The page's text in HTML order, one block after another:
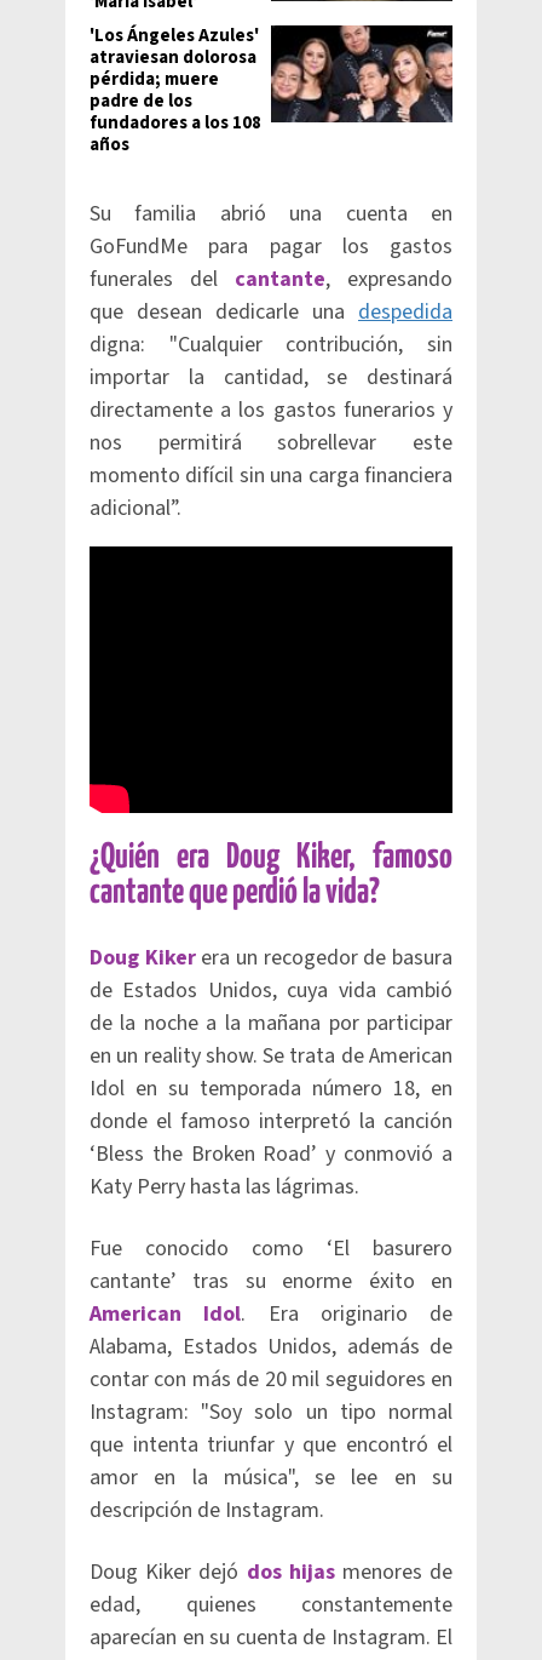
'Los Ángeles Azules'
atraviesan dolorosa
pérdida; muere
padre de los
fundadores a los 108
años
Su familia abrió una cuenta en
GoFundMe para pagar los gastos
funerales del cantante, expresando
que desean dedicarle una despedida
digna: "Cualquier contribución, sin
importar la cantidad, se destinará
directamente a los gastos funerarios y
nos permitirá sobrellevar este
momento difícil sin una carga financiera
adicional”.
¿Quién era Doug Kiker, famoso
cantante que perdió la vida?
Doug Kiker era un recogedor de basura
de Estados Unidos, cuya vida cambió
de la noche a la mañana por participar
en un reality show. Se trata de American
Idol en su temporada número 18, en
donde el famoso interpretó la canción
‘Bless the Broken Road’ y conmovió a
Katy Perry hasta las lágrimas.
Fue conocido como ‘El basurero
cantante’ tras su enorme éxito en
American Idol. Era originario de
Alabama, Estados Unidos, además de
contar con más de 20 mil seguidores en
Instagram: "Soy solo un tipo normal
que intenta triunfar y que encontró el
amor en la música", se lee en su
descripción de Instagram.
Doug Kiker dejó dos hijasmenores de
edad, quienes constantemente
aparecían en su cuenta de Instagram. El